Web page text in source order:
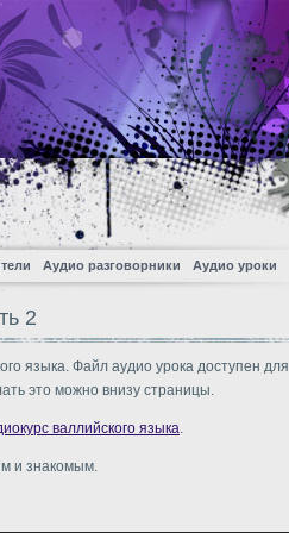
Аудио разговорники Аудио уроки
2
языка. Файл аудио урока доступен для
это можно внизу страницы.
валлийского языка.
и знакомым.